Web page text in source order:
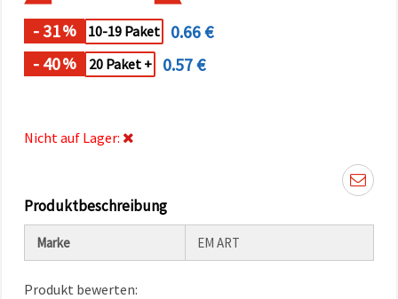
Einwilligung
können Sie
jederzeit
ändern
widerrufen.
Richtlinie
akzeptieren
Cookie-
- 31% 10-19 Paket
0.66 €
- 40% 20 Paket + 0.57 €
Nicht auf Lager:
Produktbeschreibung
Marke EM ART
Produkt bewerten: